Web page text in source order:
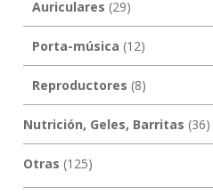
Auriculares (29)
Porta-música (12)
Reproductores (8)
Nutrición, Geles, Barritas (36)
Otras (125)